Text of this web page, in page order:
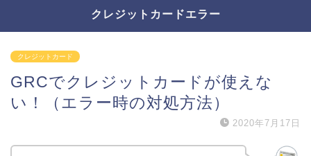
クレジットカードエラー
クレジットカード
GRCでクレジットカードが使えな
い！（エラー時の対処方法）
2020年7月17日